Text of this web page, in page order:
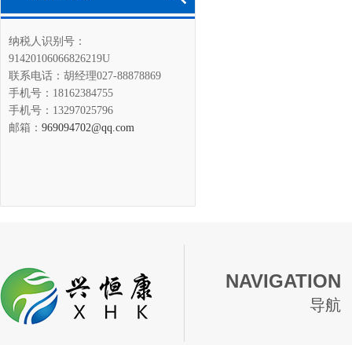
纳税人识别号：
91420106066826219U
联系电话：胡经理027-88878869
手机号：18162384755
手机号：13297025796
邮箱： 969094702@qq.com
NAVIGATION
导航